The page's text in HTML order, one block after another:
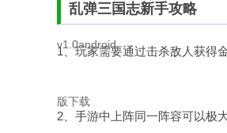
乱弹三国志新手攻略
1、玩家需要通过击杀敌人获得
2、手游中上阵同一阵容可以极